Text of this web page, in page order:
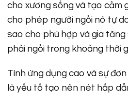
cho xương sống và tạo cảm
cho phép người ngồi nó tự
sao cho phù hợp và gia tăng
phải ngồi trong khoảng thời
Tính ứng dụng cao và sự
là yếu tố tạo nên nét hấp